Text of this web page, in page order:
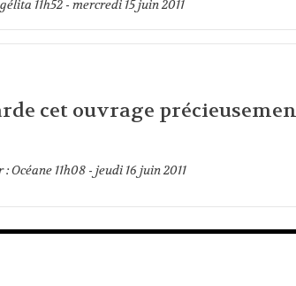
11h52- mercredi 15juin 2011
cet ouvrage
:Océane 11h08- jeudi 16juin 2011